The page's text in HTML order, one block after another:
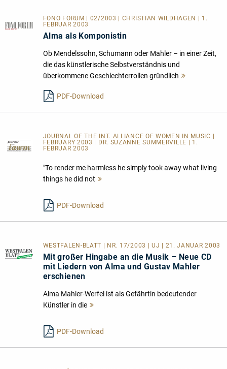
FONO FORUM | 02/2003 | CHRISTIAN WILDHAGEN | 1.
FEBRUAR 2003
Alma als Komponistin
Ob Mendelssohn, Schumann oder Mahler – in einer Zeit,
die das künstlerische Selbstverständnis und
überkommene Geschlechterrollen gründlich
PDF-Download
JOURNAL OF THE INT. ALLIANCE OF WOMEN IN MUSIC |
FEBRUARY 2003 | DR. SUZANNE SUMMERVILLE | 1.
FEBRUAR 2003
"To render me harmless he simply took away what living
things he did not
PDF-Download
WESTFALEN-BLATT | NR. 17/2003 | UJ | 21. JANUAR 2003
Mit großer Hingabe an die Musik – Neue CD
mit Liedern von Alma und Gustav Mahler
erschienen
Alma Mahler-Werfel ist als Gefährtin bedeutender
Künstler in die
PDF-Download